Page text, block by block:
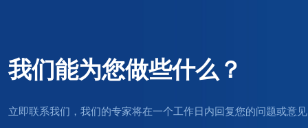
我们能为您做些什么？
立即联系我们，我们的专家将在一个工作日内回复您的问题或意